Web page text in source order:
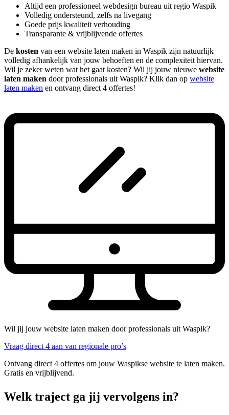
Altijd een professioneel webdesign bureau uit regio Waspik
Volledig ondersteund, zelfs na livegang
Goede prijs kwaliteit verhouding
Transparante & vrijblijvende offertes
De kosten van een website laten maken in Waspik zijn natuurlijk
volledig afhankelijk van jouw behoeften en de complexiteit hiervan.
Wil je zeker weten wat het gaat kosten? Wil jij jouw nieuwe website
laten maken door professionals uit Waspik? Klik dan op website
laten maken en ontvang direct 4 offertes!
Wil jij jouw website laten maken door professionals uit Waspik?
Vraag direct 4 aan van regionale pro’s
Ontvang direct 4 offertes om jouw Waspikse website te laten maken.
Gratis en vrijblijvend.
Welk traject ga jij vervolgens in?